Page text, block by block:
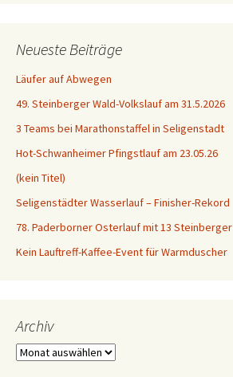
Neueste Beiträge
Läufer auf Abwegen
49. Steinberger Wald-Volkslauf am 31.5.2026
3 Teams bei Marathonstaffel in Seligenstadt
Hot-Schwanheimer Pfingstlauf am 23.05.26
(kein Titel)
Seligenstädter Wasserlauf – Finisher-Rekord
78. Paderborner Osterlauf mit 13 Steinberger
Kein Lauftreff-Kaffee-Event für Warmduscher
Archiv
Archiv